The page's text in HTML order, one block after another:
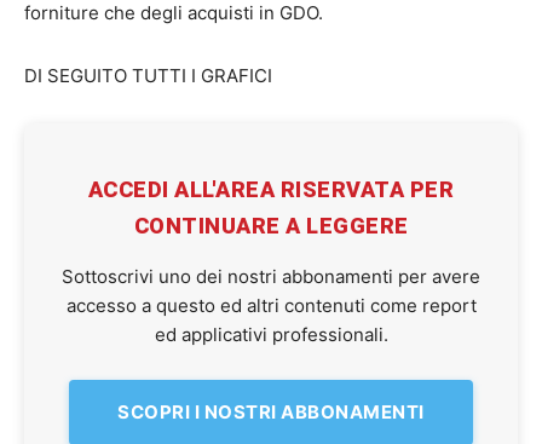
forniture che degli acquisti in GDO.
DI SEGUITO TUTTI I GRAFICI
ACCEDI ALL'AREA RISERVATA PER
CONTINUARE A LEGGERE
Sottoscrivi uno dei nostri abbonamenti per avere
accesso a questo ed altri contenuti come report
ed applicativi professionali.
SCOPRI I NOSTRI ABBONAMENTI